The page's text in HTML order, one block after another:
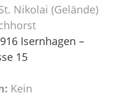
Nikolai (Gelände)
Isernhagen –
15
Kein